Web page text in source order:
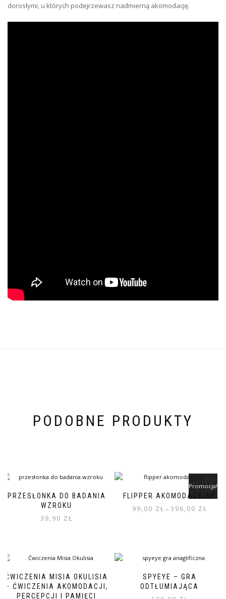
dorosłymi, u których podejrzewasz nadmierną akomodację.
PODOBNE PRODUKTY
PRZESŁONKA DO BADANIA
WZROKU
39,90 ZŁ
FLIPPER AKOMODACYJNY
Promocja!
99,00 ZŁ – 396,00 ZŁ
Opcje
można
ĆWICZENIA MISIA OKULISIA
– ĆWICZENIA AKOMODACJI,
PERCEPCJI I PAMIĘCI
SPYEYE – GRA
ODTŁUMIAJĄCA